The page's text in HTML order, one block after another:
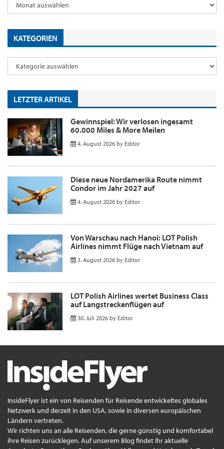
KATEGORIEN
LETZTER ARTIKEL
Gewinnspiel: Wir verlosen ingesamt
60.000 Miles & More Meilen
4. August 2026 by Editor
Diese neue Nordamerika Route nimmt
Condor im Jahr 2027 auf
4. August 2026 by Editor
Von Warschau nach Hanoi: LOT Polish
Airlines nimmt Flüge nach Vietnam auf
3. August 2026 by Editor
LOT Polish Airlines wertet Business Class
auf Langstreckenflügen auf
30. Juli 2026 by Editor
InsideFlyer ist ein von Reisenden für Reisende entwickeltes globales
Netzwerk und derzeit in den USA, sowie in diversen europäischen
Ländern vertreten.
Wir richten uns an alle Reisenden, die gerne günstig und komfortabel
ihre Reisen zurücklegen. Auf unserem Blog findet Ihr aktuelle